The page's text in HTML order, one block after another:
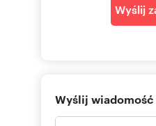
bezpiecznie i
precision, and every
Wyślij
Wyślij wiadomość